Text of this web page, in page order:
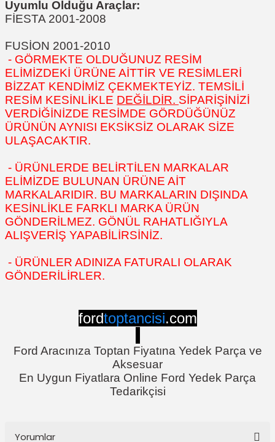
Uyumlu Olduğu Araçlar:
FİESTA 2001-2008
FUSİON 2001-2010
- GÖRMEKTE OLDUĞUNUZ RESİM
ELİMİZDEKİ ÜRÜNE AİTTİR VE RESİMLERİ
BİZZAT KENDİMİZ ÇEKMEKTEYİZ. TEMSİLİ
RESİM KESİNLİKLE DEĞİLDİR. SİPARİŞİNİZİ
VERDİĞİNİZDE RESİMDE GÖRDÜĞÜNÜZ
ÜRÜNÜN AYNISI EKSİKSİZ OLARAK SİZE
ULAŞACAKTIR.
- ÜRÜNLERDE BELİRTİLEN MARKALAR
ELİMİZDE BULUNAN ÜRÜNE AİT
MARKALARIDIR. BU MARKALARIN DIŞINDA
KESİNLİKLE FARKLI MARKA ÜRÜN
GÖNDERİLMEZ. GÖNÜL RAHATLIĞIYLA
ALIŞVERİŞ YAPABİLİRSİNİZ.
- ÜRÜNLER ADINIZA FATURALI OLARAK
GÖNDERİLİRLER.
fordtoptancisi.com
Ford Aracınıza Toptan Fiyatına Yedek Parça ve
Aksesuar
En Uygun Fiyatlara Online Ford Yedek Parça
Tedarikçisi
Yorumlar